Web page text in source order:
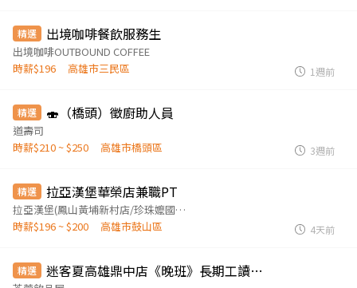
精選 出境咖啡餐飲服務生
出境咖啡OUTBOUND COFFEE
時薪$196
高雄市三民區 1週前
精選 🍣（橋頭）徵廚助人員
道壽司
時薪$210 ~ $250
高雄市橋頭區 3週前
精選 拉亞漢堡華榮店兼職PT
拉亞漢堡(鳳山黃埔新村店/珍珠嬤國際有限公司)
時薪$196 ~ $200
高雄市鼓山區 4天前
精選 迷客夏高雄鼎中店《晚班》長期工讀生（寒、暑假短期勿投）